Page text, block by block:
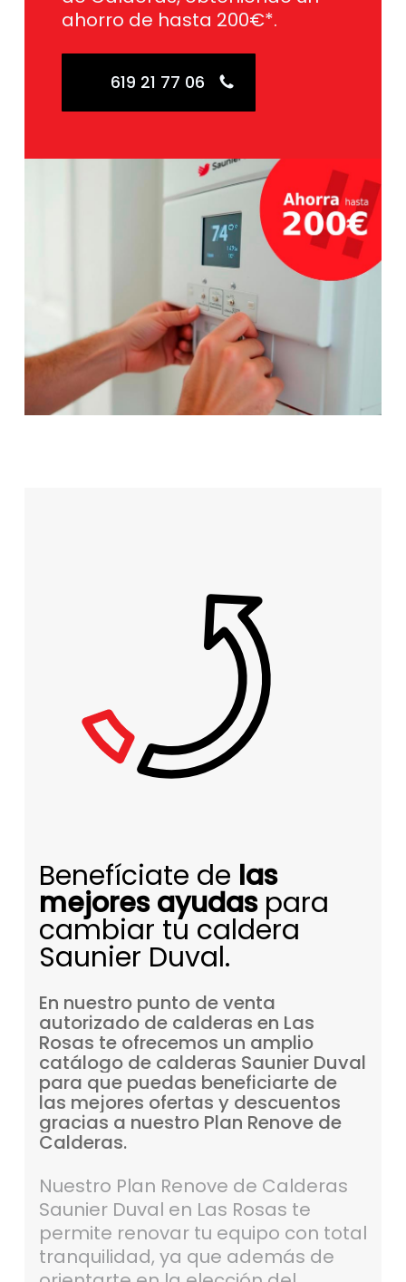
ahorro de hasta 200€*.
619 21 77 06
Benefíciate de las
mejores ayudaspara
cambiar tu caldera
Saunier Duval.
En nuestro punto deventa
autorizado de calderas en Las
Rosas te ofrecemos un amplio
catálogo de calderas Saunier Duval
para que puedas beneficiarte de
las mejores ofertas y descuentos
gracias a nuestro Plan Renove de
Calderas.
Nuestro Plan Renove de Calderas
Saunier Duval en Las Rosas te
permite renovar tu equipo con total
tranquilidad, ya que además de